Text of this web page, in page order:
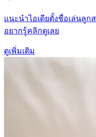
แนะนำไอเดียตั้งชื่อเล่นลู
อยากรู้คลิกดูเลย
ดูเพิ่มเติม